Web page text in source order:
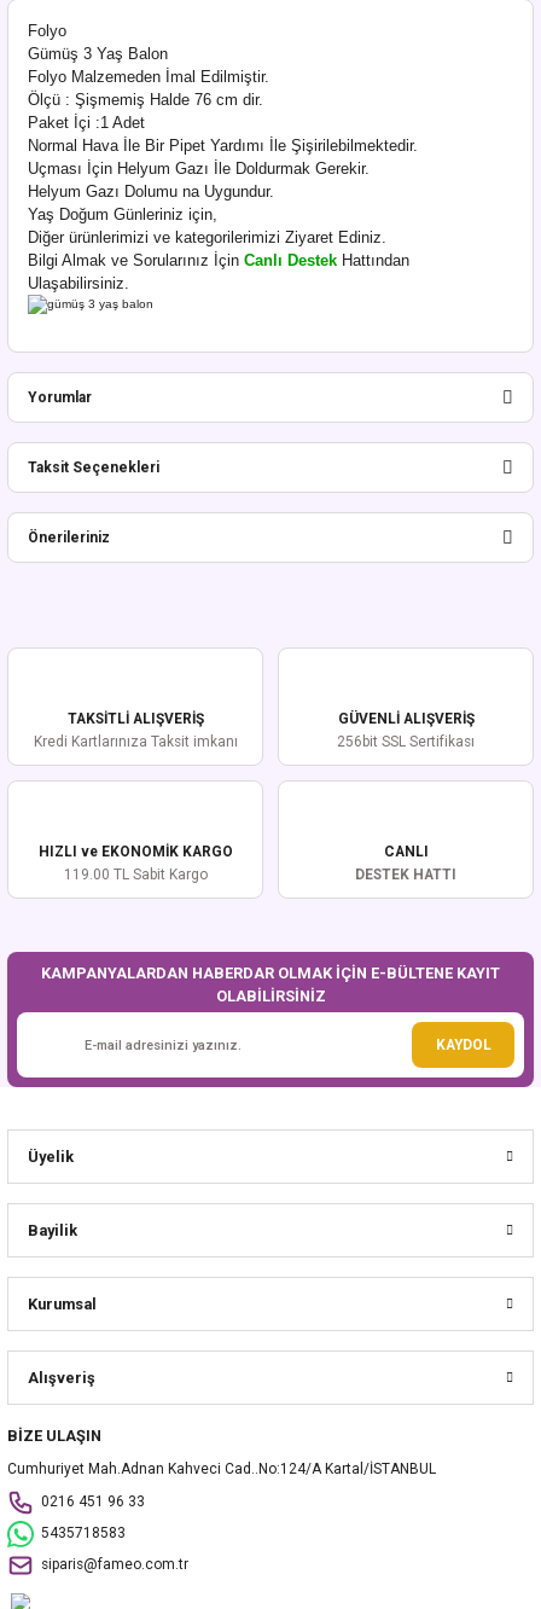
Folyo
Gümüş 3 Yaş Balon
Folyo Malzemeden İmal Edilmiştir.
Ölçü : Şişmemiş Halde 76 cm dir.
Paket İçi :1 Adet
Normal Hava İle Bir Pipet Yardımı İle Şişirilebilmektedir.
Uçması İçin Helyum Gazı İle Doldurmak Gerekir.
Helyum Gazı Dolumu na Uygundur.
Yaş Doğum Günleriniz için,
Diğer ürünlerimizi ve kategorilerimizi Ziyaret Ediniz.
Bilgi Almak ve Sorularınız İçin Canlı Destek Hattından
Ulaşabilirsiniz.
Yorumlar
Bu ürüne ilk yorumu siz yapın!
Taksit Seçenekleri
Önerileriniz
Ürün resmi kalitesiz, bozuk veya görüntülenemiyor.
Ürün fiyatı diğer sitelerden daha pahalı.
Bu ürüne benzer farklı alternatifler olmalı.
TAKSİTLİ ALIŞVERİŞ
Kredi Kartlarınıza Taksit imkanı
GÜVENLİ ALIŞVERİŞ
256bit SSL Sertifikası
HIZLI ve EKONOMİK KARGO
119.00 TL Sabit Kargo
CANLI
DESTEK HATTI
KAMPANYALARDAN HABERDAR OLMAK İÇİN E-BÜLTENE KAYIT
OLABİLİRSİNİZ
KAYDOL
Üyelik
Bayilik
Kurumsal
Alışveriş
BİZE ULAŞIN
Cumhuriyet Mah.Adnan Kahveci Cad..No:124/A Kartal/İSTANBUL
0216 451 96 33
5435718583
siparis@fameo.com.tr